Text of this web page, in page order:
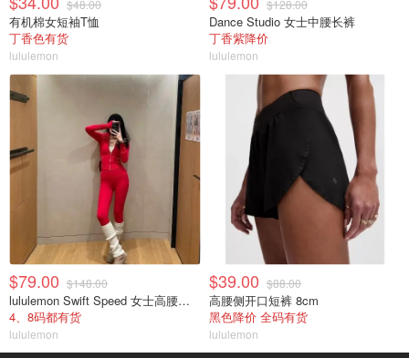
$48.00
有机棉女短袖T恤
丁香色有货
lululemon
$128.00
Dance Studio 女士中腰长裤
丁香紫降价
lululemon
$79.00 $148.00
lululemon Swift Speed 女士高腰紧身裤
4、8码都有货
lululemon
$39.00 $88.00
高腰侧开口短裤 8cm
黑色降价 全码有货
lululemon